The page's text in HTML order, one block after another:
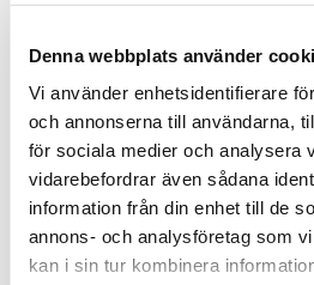
Denna webbplats använder
Vi använder enhetsidentifierare
och annonserna till användarna,
för sociala medier och analysera
vidarebefordrar även sådana
information från din enhet till de
annons- och analysföretag som
kan i sin tur kombinera
och prognosstyrning
› Enrörssystem,
injustering →
› Problem äldre
› VVC-system i
besparingar, funktion,